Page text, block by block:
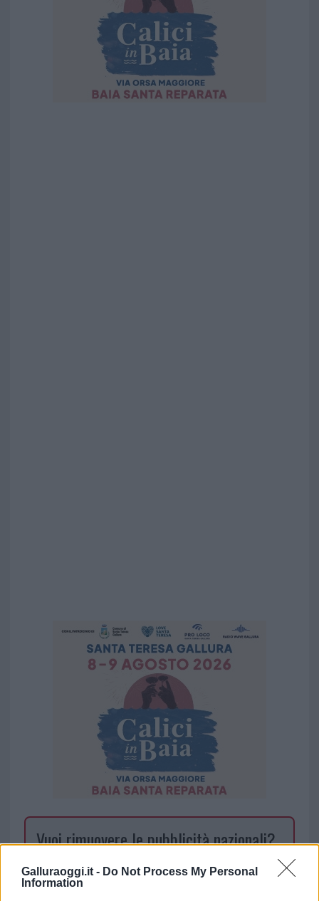
Galluraoggi.it - Do Not Process My Personal
Information
Vuoi rimuovere le pubblicità nazionali?
Puoi abbonarti asoli € 1,10 al mese
cliccando